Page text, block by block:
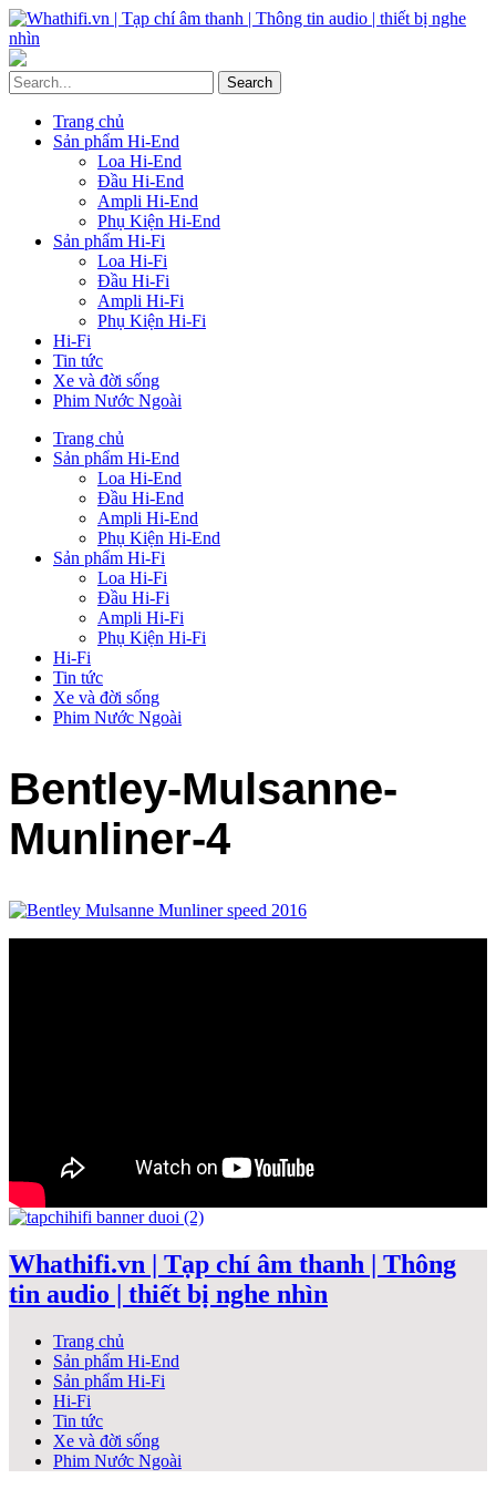
Trang chủ
Sản phẩm Hi-End
Loa Hi-End
Đầu Hi-End
Ampli Hi-End
Phụ Kiện Hi-End
Sản phẩm Hi-Fi
Loa Hi-Fi
Đầu Hi-Fi
Ampli Hi-Fi
Phụ Kiện Hi-Fi
Hi-Fi
Tin tức
Xe và đời sống
Phim Nước Ngoài
Trang chủ
Sản phẩm Hi-End
Loa Hi-End
Đầu Hi-End
Ampli Hi-End
Phụ Kiện Hi-End
Sản phẩm Hi-Fi
Loa Hi-Fi
Đầu Hi-Fi
Ampli Hi-Fi
Phụ Kiện Hi-Fi
Hi-Fi
Tin tức
Xe và đời sống
Phim Nước Ngoài
Bentley-Mulsanne-
Munliner-4
Whathifi.vn | Tạp chí âm thanh | Thông
tin audio | thiết bị nghe nhìn
Trang chủ
Sản phẩm Hi-End
Sản phẩm Hi-Fi
Hi-Fi
Tin tức
Xe và đời sống
Phim Nước Ngoài